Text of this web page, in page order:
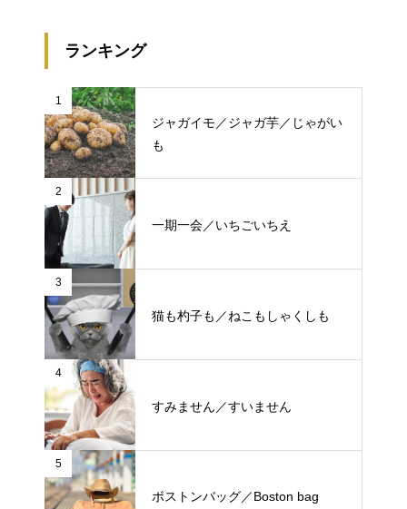
ランキング
1
ジャガイモ／ジャガ芋／じゃがい
も
2
一期一会／いちごいちえ
3
猫も杓子も／ねこもしゃくしも
4
すみません／すいません
5
ボストンバッグ／Boston bag